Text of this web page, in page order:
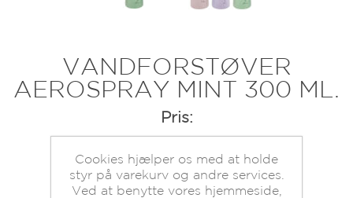
VANDFORSTØVER
AEROSPRAY MINT 300 ML.
Pris:
Varenummer: 712708
Beholdning: På lager.
Cookies hjælper os med at holde
styr på varekurv og andre services.
Ved at benytte vores hjemmeside,